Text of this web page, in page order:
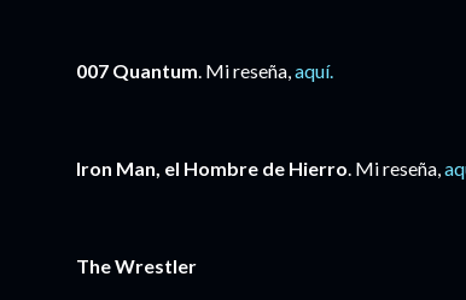
007 Quantum. Mi reseña,aquí.
Iron Man, el Hombre de Hierro. Mi reseña,
The Wrestler